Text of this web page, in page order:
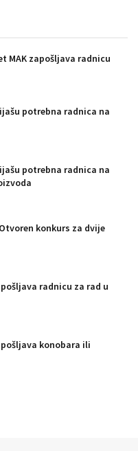
MAK zapošljava radnicu
potrebna radnica na
potrebna radnica na
konkurs za dvije
radnicu za rad u
konobara ili